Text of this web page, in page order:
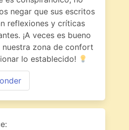
negar que sus escritos
reflexiones y críticas
¡A veces es bueno
nuestra zona de confort
lo establecido!